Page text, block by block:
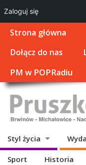
Strona główna
Dołącz do nas
PM w POPRadiu
Styl życia
Sport Historia
Zaloguj się